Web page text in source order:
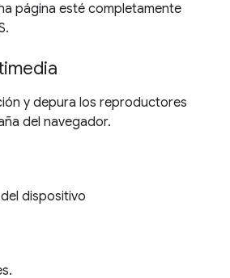
página esté completamente
y depura los reproductores
del navegador.
dispositivo